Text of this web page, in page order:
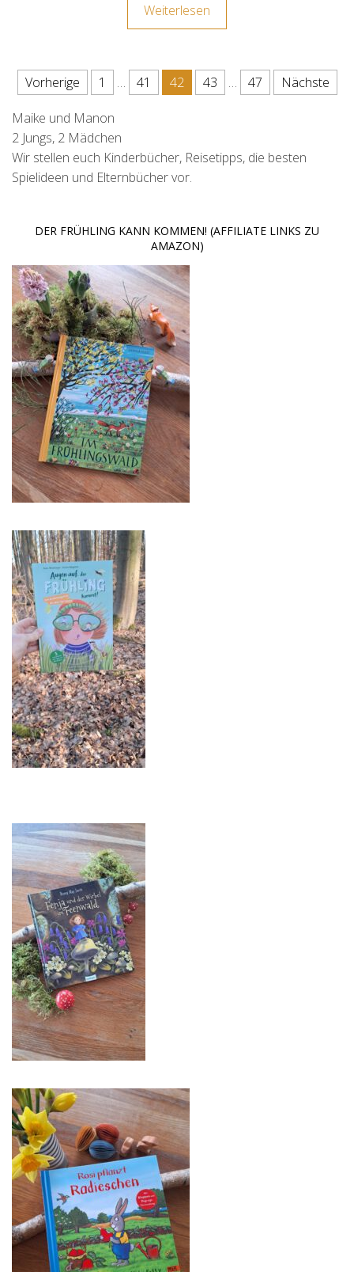
Weiterlesen
Seitennummerierung der
Vorherige 1 … 41 42 43 … 47 Nächste
Maike und Manon
2 Jungs, 2 Mädchen
Wir stellen euch Kinderbücher, Reisetipps, die besten
Spielideen und Elternbücher vor.
DER FRÜHLING KANN KOMMEN! (AFFILIATE LINKS ZU
AMAZON)